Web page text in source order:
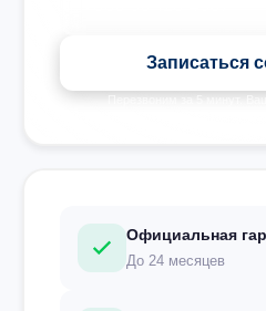
Записаться
Официальная
До 24 месяцев